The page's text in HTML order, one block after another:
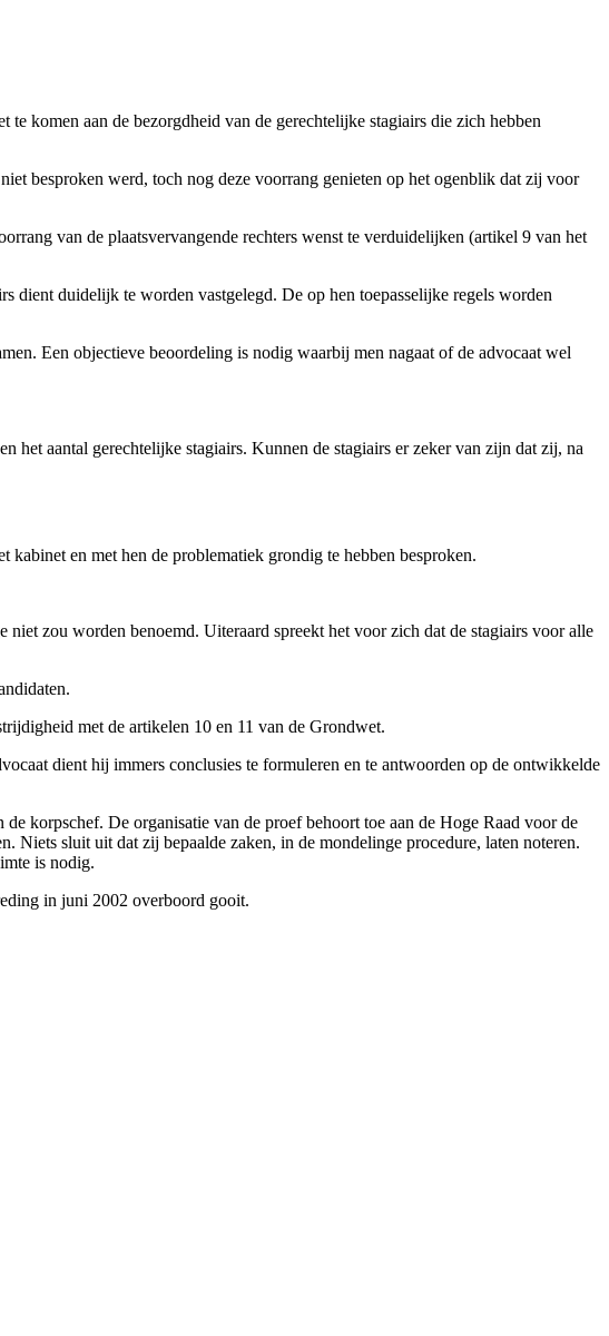
komen aan de bezorgdheid van de gerechtelijke stagiairs die zich hebben
besproken werd, toch nog deze voorrang genieten op het ogenblik dat zij voor
van de plaatsvervangende rechters wenst te verduidelijken (artikel 9 van het
dient duidelijk te worden vastgelegd. De op hen toepasselijke regels worden
Een objectieve beoordeling is nodig waarbij men nagaat of de advocaat wel
het aantal gerechtelijke stagiairs. Kunnen de stagiairs er zeker van zijn dat zij, na
en met hen de problematiek grondig te hebben besproken.
niet zou worden benoemd. Uiteraard spreekt het voor zich dat de stagiairs voor alle
met de artikelen 10 en 11 van de Grondwet.
dient hij immers conclusies te formuleren en te antwoorden op de ontwikkelde
korpschef. De organisatie van de proef behoort toe aan de Hoge Raad voor de
Niets sluit uit dat zij bepaalde zaken, in de mondelinge procedure, laten noteren.
is nodig.
in juni 2002 overboord gooit.